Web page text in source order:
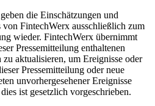
die Einschätzungen und
von FintechWerx ausschließlich zum
wieder. FintechWerx übernimmt
Pressemitteilung enthaltenen
aktualisieren, um Ereignisse oder
Pressemitteilung oder neue
unvorhergesehener Ereignisse
ist gesetzlich vorgeschrieben.